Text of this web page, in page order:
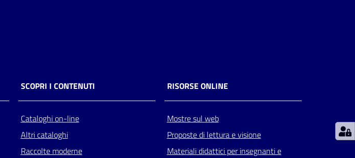
SCOPRI I CONTENUTI
Cataloghi on-line
Altri cataloghi
Raccolte moderne
RISORSE ONLINE
Mostre sul web
Proposte di lettura e visione
Materiali didattici per insegnanti e